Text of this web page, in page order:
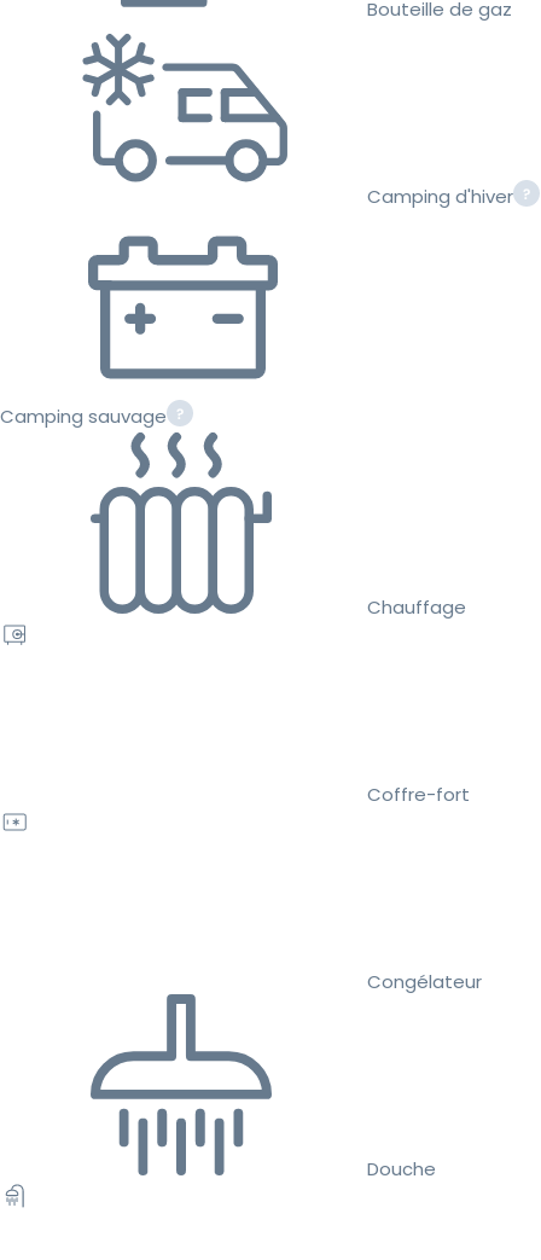
Bouteille de gaz
Camping d'hiver
Camping sauvage
Chauffage
Coffre-fort
Congélateur
Douche